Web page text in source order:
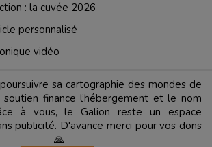
: la cuvée 2026
personnalisé
vidéo
sa cartographie des mondes de
soutien finance l’hébergement et le nom
à vous, le Galion reste un espace
publicité. D'avance merci pour vos dons
🙏